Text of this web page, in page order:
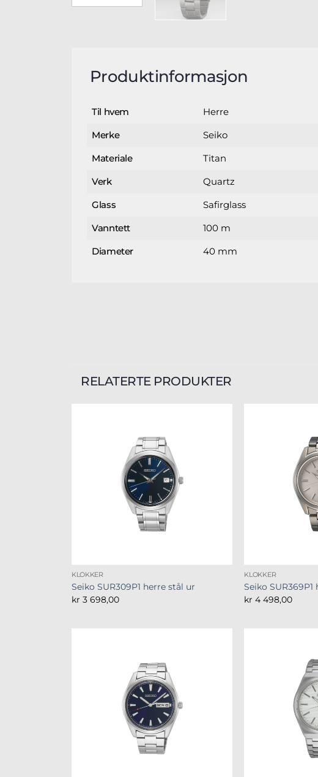
Produktinformasjon
Til hvem Herre
Merke Seiko
Materiale Titan
Verk Quartz
Glass Safirglass
Vanntett 100 m
Diameter 40 mm
RELATERTE PRODUKTER
KLOKKER
Seiko SUR309P1 herre stål ur
kr 3 698,00
KLOKKER
Seiko
kr 4 498,00